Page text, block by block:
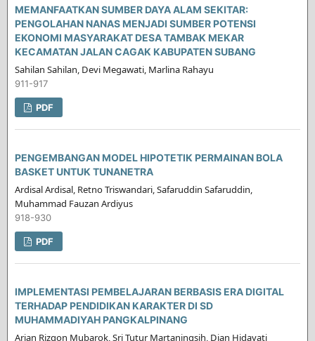
MEMANFAATKAN SUMBER DAYA ALAM SEKITAR:
PENGOLAHAN NANAS MENJADI SUMBER POTENSI
EKONOMI MASYARAKAT DESA TAMBAK MEKAR
KECAMATAN JALAN CAGAK KABUPATEN SUBANG
Sahilan Sahilan, Devi Megawati, Marlina Rahayu
911-917
PDF
PENGEMBANGAN MODEL HIPOTETIK PERMAINAN BOLA
BASKET UNTUK TUNANETRA
Ardisal Ardisal, Retno Triswandari, Safaruddin Safaruddin,
Muhammad Fauzan Ardiyus
918-930
PDF
IMPLEMENTASI PEMBELAJARAN BERBASIS ERA DIGITAL
TERHADAP PENDIDIKAN KARAKTER DI SD
MUHAMMADIYAH PANGKALPINANG
Arian Rizqon Mubarok, Sri Tutur Martaningsih, Dian Hidayati